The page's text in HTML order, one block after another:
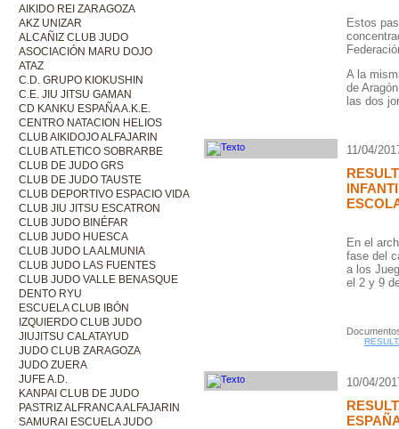
AIKIDO REI ZARAGOZA
AKZ UNIZAR
ALCAÑIZ CLUB JUDO
ASOCIACIÓN MARU DOJO
ATAZ
C.D. GRUPO KIOKUSHIN
C.E. JIU JITSU GAMAN
CD KANKU ESPAÑA A.K.E.
CENTRO NATACION HELIOS
CLUB AIKIDOJO ALFAJARIN
CLUB ATLETICO SOBRARBE
CLUB DE JUDO GRS
CLUB DE JUDO TAUSTE
CLUB DEPORTIVO ESPACIO VIDA
CLUB JIU JITSU ESCATRON
CLUB JUDO BINÉFAR
CLUB JUDO HUESCA
CLUB JUDO LA ALMUNIA
CLUB JUDO LAS FUENTES
CLUB JUDO VALLE BENASQUE
DENTO RYU
ESCUELA CLUB IBÓN
IZQUIERDO CLUB JUDO
JIUJITSU CALATAYUD
JUDO CLUB ZARAGOZA
JUDO ZUERA
JUFE A.D.
KANPAI CLUB DE JUDO
PASTRIZ ALFRANCA ALFAJARIN
SAMURAI ESCUELA JUDO
Estos
A la
de
las dos
11/04/
En el
fase del
a los
el 2 y 9
10/04/